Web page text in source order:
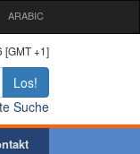
ARABIC
[GMT +1]
Los!
Suche